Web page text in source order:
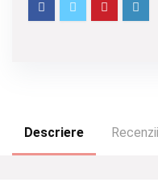
Descriere